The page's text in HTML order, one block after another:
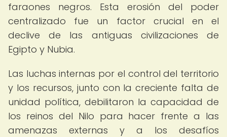
faraones negros. Esta erosión del poder
centralizado fue un factor crucial en el
declive de las antiguas civilizaciones de
Egipto y Nubia.
Las luchas internas por el control del territorio
y los recursos, junto con la creciente falta de
unidad política, debilitaron la capacidad de
los reinos del Nilo para hacer frente a las
amenazas externas y a los desafíos